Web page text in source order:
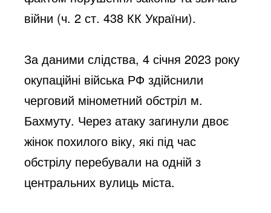
війни (ч. 2 ст. 438 КК України).
За даними слідства, 4 січня 2023 року
окупаційні війська РФ здійснили
черговий мінометний обстріл м.
Бахмуту. Через атаку загинули двоє
жінок похилого віку, які під час
обстрілу перебували на одній з
центральних вулиць міста.